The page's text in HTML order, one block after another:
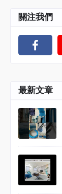
關注我們
最新文章